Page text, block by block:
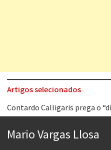
Artigos selecionados
Contardo Calligaris prega o
Os causos de Jorge Luis Borges
Mario Vargas Llosa